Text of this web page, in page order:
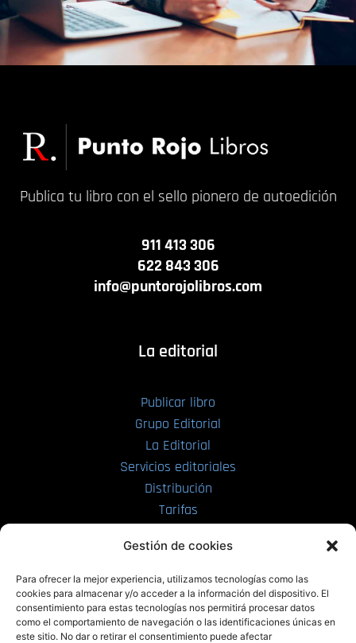
Gestión de cookies
Para ofrecer la mejor experiencia, utilizamos tecnologías como las
cookies para almacenar y/o acceder a la información del dispositivo. El
consentimiento para estas tecnologías nos permitirá procesar datos
como el comportamiento de navegación o las identificaciones únicas en
este sitio. No dar o retirar el consentimiento puede afectar
Publica tu libro con el sello pionero de autoedición
911 413 306
622 843 306
info@puntorojolibros.com
La editorial
Publicar libro
Grupo Editorial
La Editorial
Servicios editoriales
Distribución
Tarifas
PRL | Films
PRL | Play